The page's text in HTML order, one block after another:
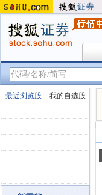
最近浏览股 我的自选股